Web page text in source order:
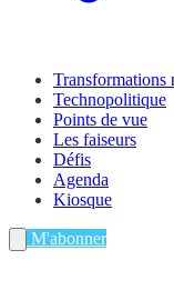
Transformations
Technopolitique
Points de vue
Les faiseurs
Défis
Agenda
Kiosque
M'abonner